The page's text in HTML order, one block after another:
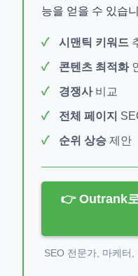
능을 얻을 수 있습
시맨틱 키워드
콘텐츠 최적화
경쟁사비교
전체 페이지
순위 상승 제안
👉 Outrank
SEO 전문가, 마케터